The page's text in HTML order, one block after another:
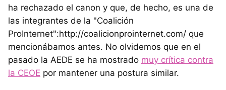
ha rechazado el canon y que, de hecho, es una de
las integrantes de la "Coalición
ProInternet":http://coalicionprointernet.com/ que
mencionábamos antes. No olvidemos que en el
pasado la AEDE se ha mostrado muy crítica contra
la CEOE por mantener una postura similar.